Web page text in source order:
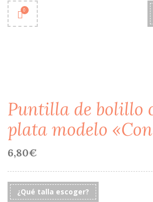
0
Puntilla de bolillo
plata modelo
6,80€
¿Qué talla escoger?